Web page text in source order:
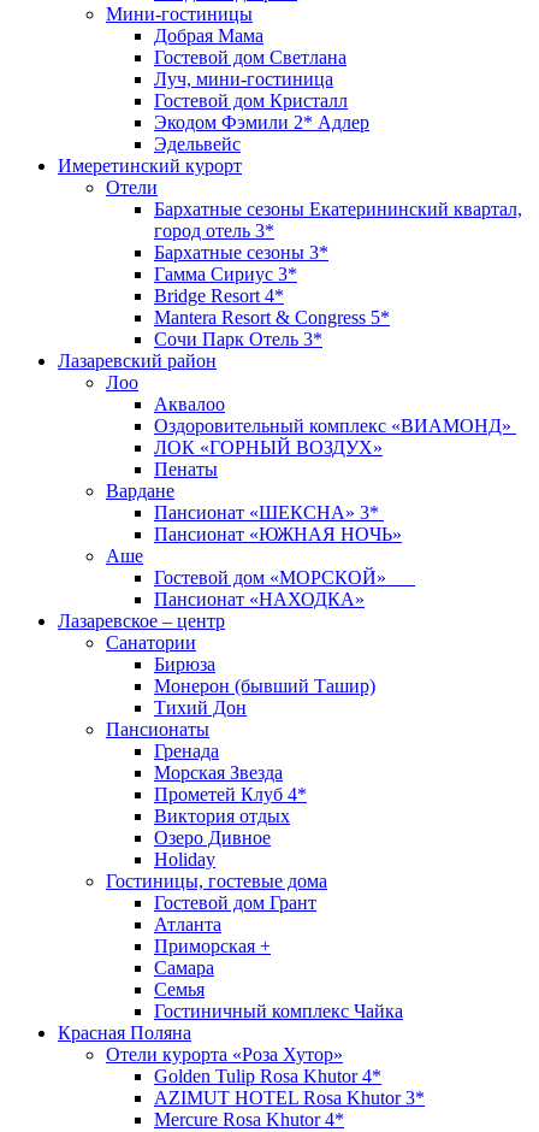
Мини-гостиницы
Добрая Мама
Гостевой дом Светлана
Луч, мини-гостиница
Гостевой дом Кристалл
Экодом Фэмили 2* Адлер
Эдельвейс
Имеретинский курорт
Отели
Бархатные сезоны Екатерининский квартал,
город отель 3*
Бархатные сезоны 3*
Гамма Сириус 3*
Bridge Resort 4*
Mantera Resort & Congress 5*
Сочи Парк Отель 3*
Лазаревский район
Лоо
Аквалоо
Оздоровительный комплекс «ВИАМОНД»
ЛОК «ГОРНЫЙ ВОЗДУХ»
Пенаты
Вардане
Пансионат «ШЕКСНА» 3*
Пансионат «ЮЖНАЯ НОЧЬ»
Аше
Гостевой дом «МОРСКОЙ»
Пансионат «НАХОДКА»
Лазаревское – центр
Санатории
Бирюза
Монерон (бывший Ташир)
Тихий Дон
Пансионаты
Гренада
Морская Звезда
Прометей Клуб 4*
Виктория отдых
Озеро Дивное
Holiday
Гостиницы, гостевые дома
Гостевой дом Грант
Атланта
Приморская +
Самара
Семья
Гостиничный комплекс Чайка
Красная Поляна
Отели курорта «Роза Хутор»
Golden Tulip Rosa Khutor 4*
AZIMUT HOTEL Rosa Khutor 3*
Mercure Rosa Khutor 4*